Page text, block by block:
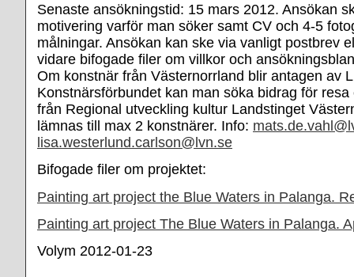
Senaste ansökningstid: 15 mars 2012. Ansökan
motivering varför man söker samt CV och 4-5
målningar. Ansökan kan ske via vanligt postbrev
vidare bifogade filer om villkor och
Om konstnär från Västernorrland blir antagen av
Konstnärsförbundet kan man söka bidrag för
från Regional utveckling kultur Landstinget
lämnas till max 2 konstnärer. Info:
lisa.westerlund.carlson@lvn.se
Bifogade filer om projektet:
Painting art project the Blue Waters in Palanga.
Painting art project The Blue Waters in Palanga.
Volym 2012-01-23